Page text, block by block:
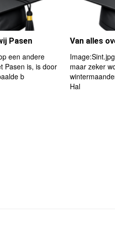
Pasen
een andere
Pasen is, is door
b
Van alles
maar zeker
Hal